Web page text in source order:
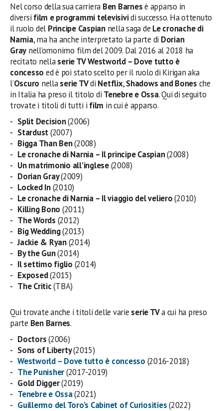
Nel corso della sua carriera Ben Barnesè apparso in
diversi film e programmi televisividi successo. Ha ottenuto
il ruolo del Principe Caspiannella saga de Le cronache di
Narnia, ma ha anche interpretato la parte di Dorian
Gray nell’omonimo film del 2009. Dal 2016 al 2018 ha
recitato nellaserie TV Westworld – Dove tutto è
concesso ed è poi stato scelto per il ruolo di Kirigan aka
l’Oscuro nellaserie TVdi Netflix,Shadows and Bones che
in Italia ha preso il titolo di Tenebre e Ossa. Qui di seguito
trovate i titoli di tutti i film in cui è apparso.
Split Decision(2006)
Stardust(2007)
Bigga Than Ben(2008)
Le cronache di Narnia – Il principe Caspian(2008)
Un matrimonio all’inglese(2008)
Dorian Gray(2009)
Locked In(2010)
Le cronache di Narnia – Il viaggio del veliero(2010)
Killing Bono (2011)
The Words (2012)
Big Wedding(2013)
Jackie & Ryan(2014)
By the Gun(2014)
Il settimo figlio (2014)
Exposed(2015)
The Critic(TBA)
Qui trovate anche i titoli delle varie serie TVa cui ha preso
parte Ben Barnes.
Doctors(2006)
Sons of Liberty(2015)
Westworld – Dove tutto è concesso (2016-2018)
The Punisher(2017-2019)
Gold Digger(2019)
Tenebre e Ossa(2021)
Guillermo del Toro’s Cabinet of Curiosities(2022)